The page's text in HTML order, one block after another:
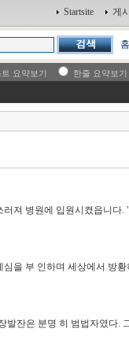
Startsite 게
홈
트 요약보기 한줄 요약보기
져 병원에 입원시켰읍니다.
을 부 인하며 세상에서 방황
발잔은 분명 히 범법자였다.